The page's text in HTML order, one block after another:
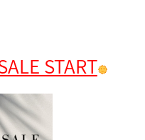
START